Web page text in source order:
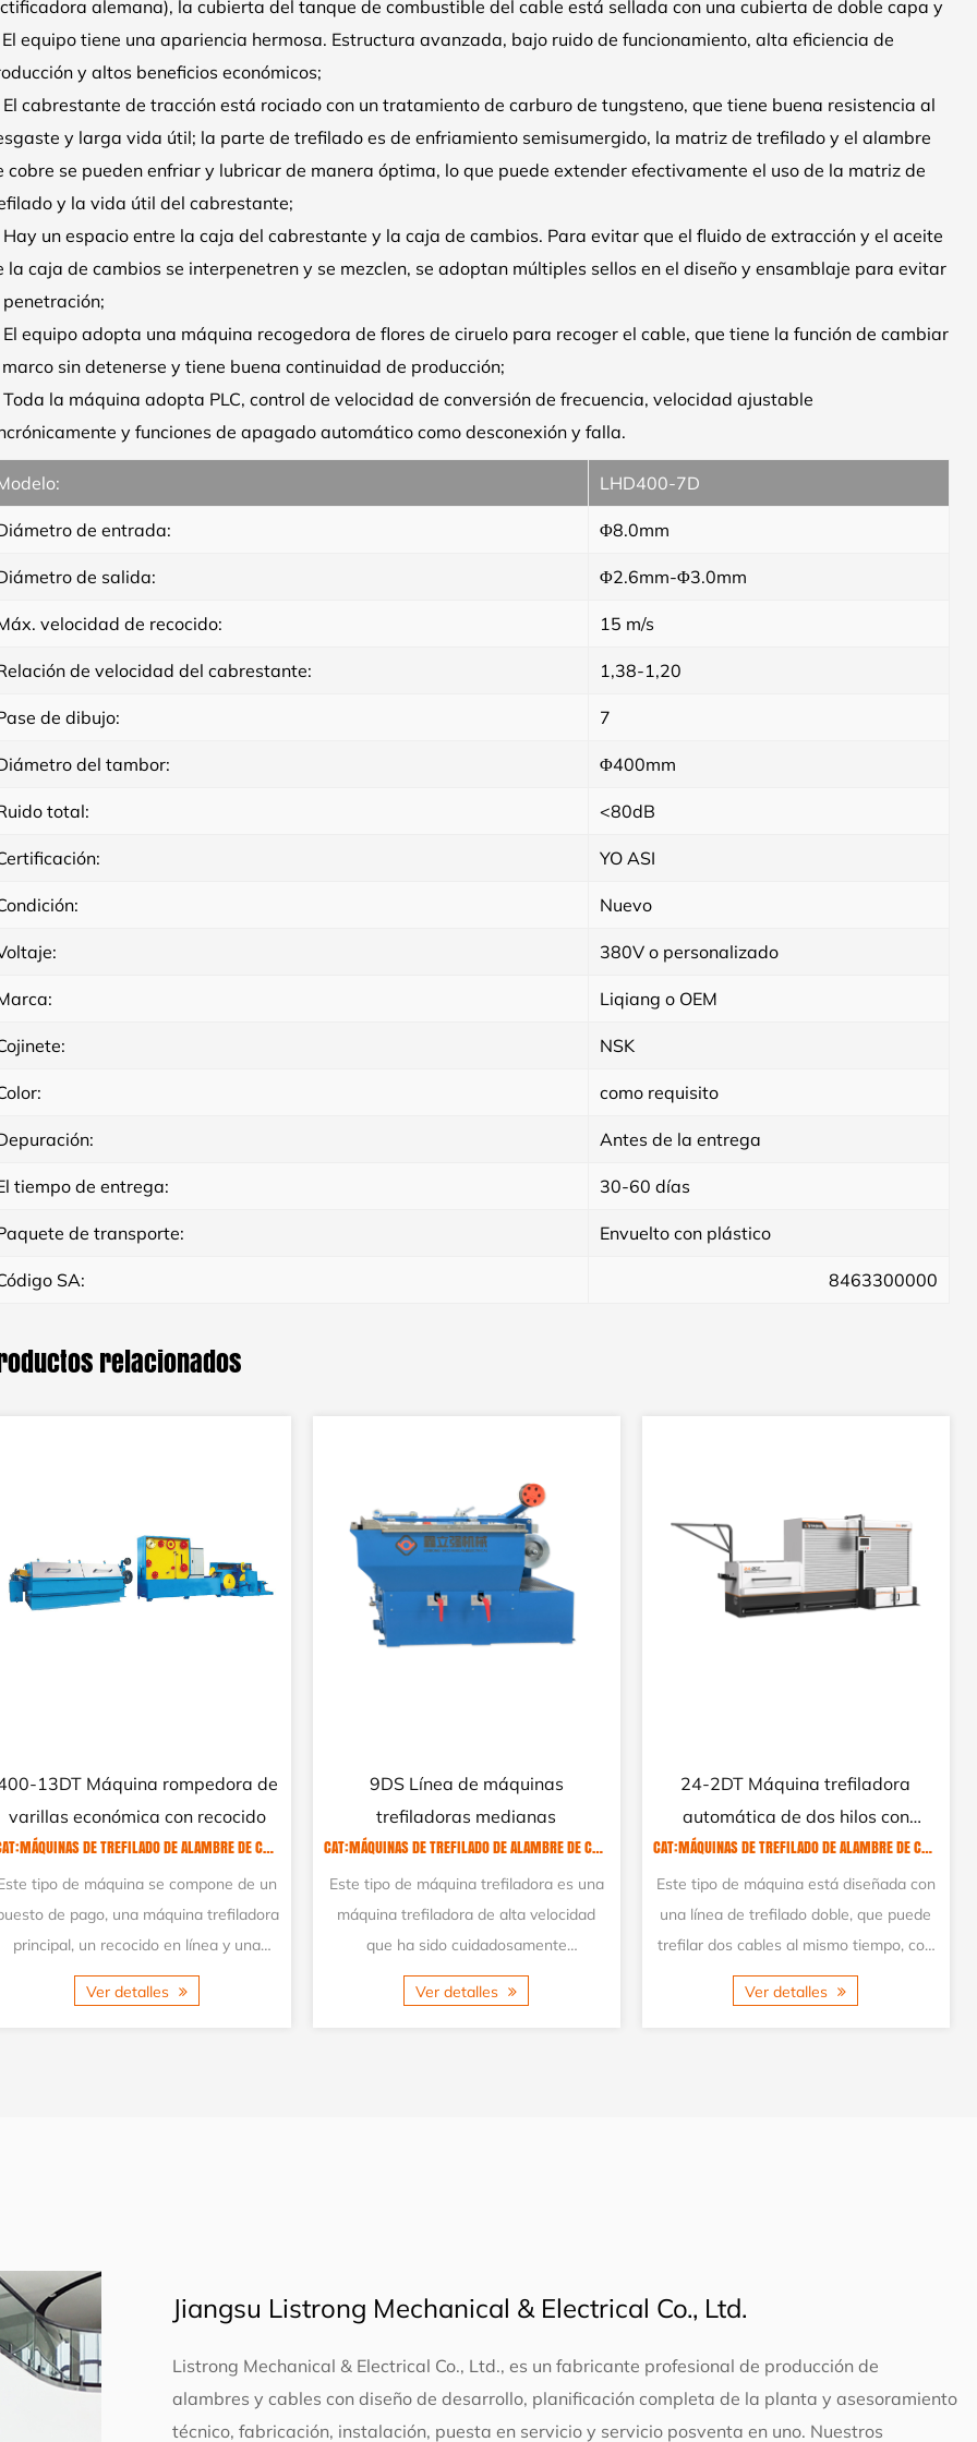
alemana), la cubierta del tanque de combustible del cable está sellada con una cubierta de doble capa y
equipo tiene una apariencia hermosa. Estructura avanzada, bajo ruido de funcionamiento, alta eficiencia de
y altos beneficios económicos;
El cabrestante de tracción está rociado con un tratamiento de carburo de tungsteno, que tiene buena resistencia al
y larga vida útil; la parte de trefilado es de enfriamiento semisumergido, la matriz de trefilado y el alambre
cobre se pueden enfriar y lubricar de manera óptima, lo que puede extender efectivamente el uso de la matriz de
y la vida útil del cabrestante;
Hay un espacio entre la caja del cabrestante y la caja de cambios. Para evitar que el fluido de extracción y el aceite
la caja de cambios se interpenetren y se mezclen, se adoptan múltiples sellos en el diseño y ensamblaje para evitar
El equipo adopta una máquina recogedora de flores de ciruelo para recoger el cable, que tiene la función de cambiar
sin detenerse y tiene buena continuidad de producción;
Toda la máquina adopta PLC, control de velocidad de conversión de frecuencia, velocidad ajustable
y funciones de apagado automático como desconexión y falla.
LHD400-7D
de entrada: Φ8.0mm
de salida: Φ2.6mm-Φ3.0mm
velocidad de recocido: 15 m/s
de velocidad del cabrestante: 1,38-1,20
de dibujo: 7
del tambor: Φ400mm
total: <80dB
YO ASI
Nuevo
380V o personalizado
Liqiang o OEM
NSK
como requisito
Antes de la entrega
tiempo de entrega: 30-60 días
de transporte: Envuelto con plástico
SA: 8463300000
relacionados
24DW Máquina trefiladora
húmeda de alambre fino
CAT:MÁQUINAS DE TREFILADO DE ALAMBRE DE COBRE
Este tipo de máquina está diseñada
según tecnología de producción
avanzada internacional. Adoptando
control síncrono de conversión de doble
frecuencia...
Ver detalles
22DHT Máquina trefiladora de
latón fino con recocido en línea
CAT:MÁQUINAS TREFILADORAS DE LATÓN
Este tipo de máquina trefiladora es
bastante famosa en el campo de la
industria de alambres y cables, puede
trefilar alambres de latón y alambres de
a...
Ver detalles
LHD450-13DT-AL Máquina
desbastadora de varillas de
aluminio con recocido en línea CAT:MÁQUINAS DE ROTURA DE ALAMBRÓN DE ALUMINIO
Este tipo de máquina absorbe el nivel
avanzado internacional de tecnología de
máquinas trefiladoras de alambre de
aluminio de alta velocidad. Se compo...
Ver detalles
Jiangsu Listrong Mechanical & Electrical Co., Ltd.
Listrong Mechanical & Electrical Co., Ltd., es un fabricante profesional de producción de
alambres y cables con diseño de desarrollo, planificación completa de la planta y asesoramiento
técnico, fabricación, instalación, puesta en servicio y servicio posventa en uno. Nuestros